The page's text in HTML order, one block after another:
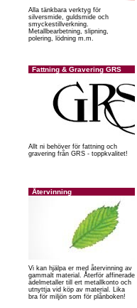
Alla tänkbara verktyg för
silversmide, guldsmide och
smyckestillverkning.
Metallbearbetning, slipning,
polering, lödning m.m.
Fattning & Gravering GRS
Allt ni behöver för fattning och
gravering från GRS - toppkvalitet!
Återvinning
Vi kan hjälpa er med återvinning av
gammalt material. Återför affinerade
ädelmetaller till ert metallkonto och
utnyttja vid köp av material. Lika
bra för miljön som för plånboken!